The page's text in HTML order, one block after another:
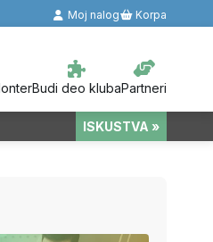
Moj nalog Korpa
Budi deo klubaPartneri
ISKUSTVA »